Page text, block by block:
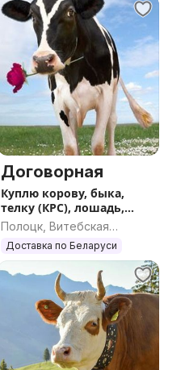
Договорная
Куплю корову, быка,
телку (КРС), лошадь,
жеребенка
Полоцк, Витебская
область
Доставка по Беларуси